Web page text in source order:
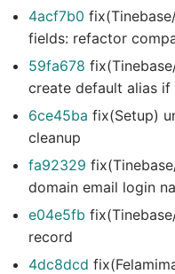
4acf7b0
fields: refactor
59fa678
create default alias
6ce45ba fix(Setup)
cleanup
fa92329
domain email login
e04e5fb
record
4dc8dcd